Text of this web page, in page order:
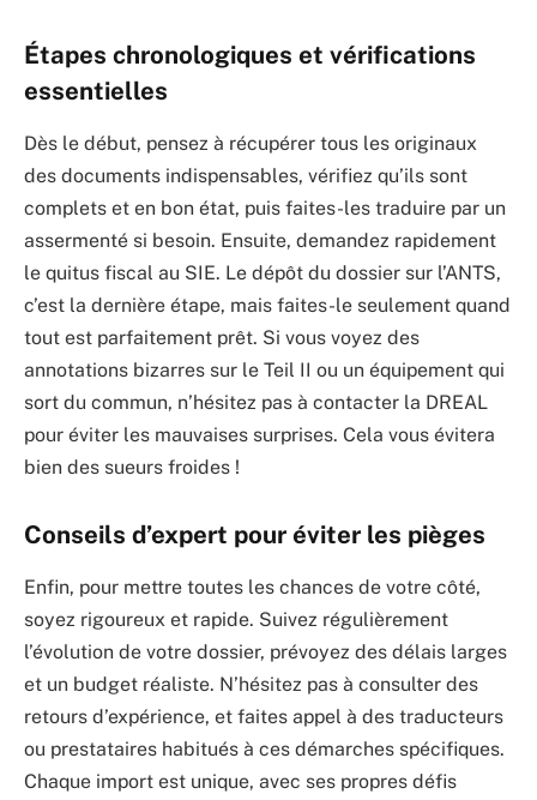
Étapes chronologiques et vérifications
essentielles
Dès le début, pensez à récupérer tous les originaux
des documents indispensables, vérifiez qu’ils sont
complets et en bon état, puis faites-les traduire par un
assermenté si besoin. Ensuite, demandez rapidement
le quitus fiscal au SIE. Le dépôt du dossier sur l’ANTS,
c’est la dernière étape, mais faites-le seulement quand
tout est parfaitement prêt. Si vous voyez des
annotations bizarres sur le Teil II ou un équipement qui
sort du commun, n’hésitez pas à contacter la DREAL
pour éviter les mauvaises surprises. Cela vous évitera
bien des sueurs froides !
Conseils d’expert pour éviter les pièges
Enfin, pour mettre toutes les chances de votre côté,
soyez rigoureux et rapide. Suivez régulièrement
l’évolution de votre dossier, prévoyez des délais larges
et un budget réaliste. N’hésitez pas à consulter des
retours d’expérience, et faites appel à des traducteurs
ou prestataires habitués à ces démarches spécifiques.
Chaque import est unique, avec ses propres défis